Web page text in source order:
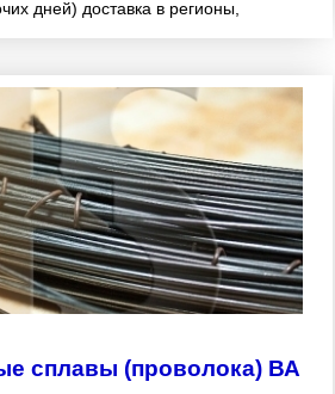
дней) доставка в регионы,
сплавы (проволока) ВА